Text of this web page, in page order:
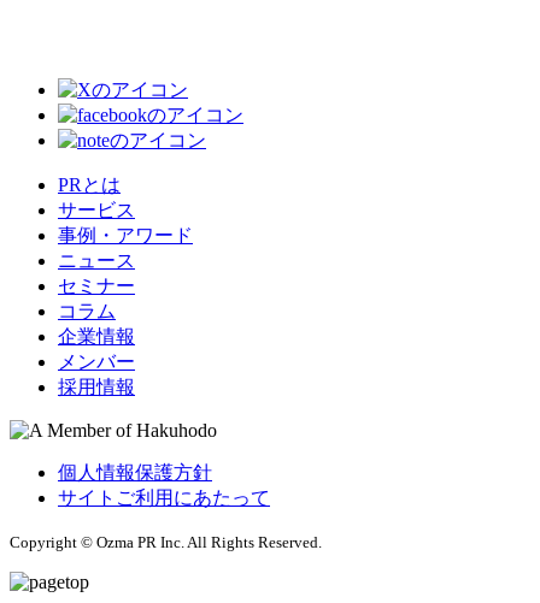
PRとは
サービス
事例・アワード
ニュース
セミナー
コラム
企業情報
メンバー
採用情報
個人情報保護方針
サイトご利用にあたって
Copyright © Ozma PR Inc. All Rights Reserved.